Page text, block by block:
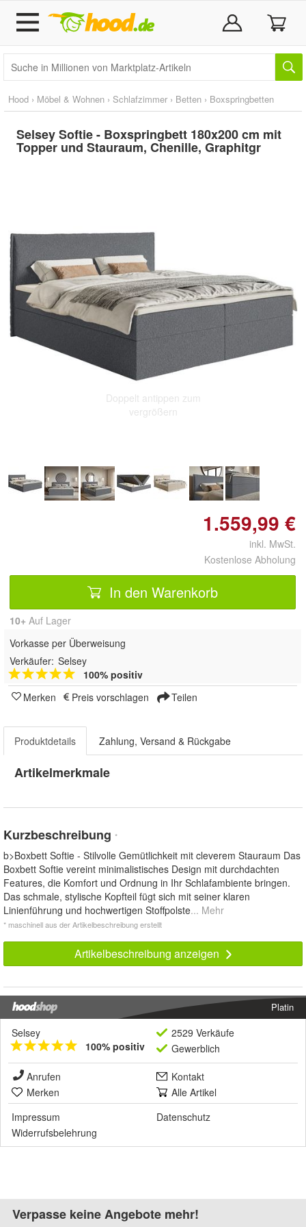
Hood › Möbel & Wohnen › Schlafzimmer › Betten › Boxspringbetten
Selsey Softie - Boxspringbett 180x200 cm mit
Topper und Stauraum, Chenille, Graphitgr
Doppelt antippen zum
vergrößern
1.559,99 €
inkl. MwSt.
Kostenlose Abholung
In den Warenkorb
10+ Auf Lager
Vorkasse per Überweisung
Verkäufer: Selsey
100% positiv
Merken
Preis vorschlagen Teilen
Produktdetails Zahlung, Versand & Rückgabe
Artikelmerkmale
Kurzbeschreibung *
b>Boxbett Softie - Stilvolle Gemütlichkeit mit cleverem Stauraum Das
Boxbett Softie vereint minimalistisches Design mit durchdachten
Features, die Komfort und Ordnung in Ihr Schlafambiente bringen.
Das schmale, stylische Kopfteil fügt sich mit seiner klaren
Linienführung und hochwertigen Stoffpolste... Mehr
* maschinell aus der Artikelbeschreibung erstellt
Artikelbeschreibung anzeigen
Platin
Selsey
100% positiv
2529 Verkäufe
Gewerblich
Anrufen
Kontakt
Merken
Alle Artikel
Impressum
Datenschutz
Widerrufsbelehrung
Verpasse keine Angebote mehr!